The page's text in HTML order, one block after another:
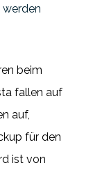
beim
fallen auf
auf,
für den
ist von